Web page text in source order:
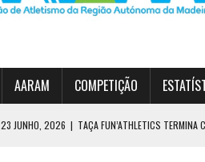
AARAM COMPETIÇÃO
23 JUNHO, 2026 | TAÇA FUN’ATHLETICS TERMINA